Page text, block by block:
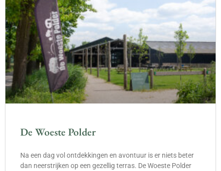
De Woeste Polder
Na een dag vol ontdekkingen en avontuur is er niets beter
dan neerstrijken op een gezellig terras. De Woeste Polder